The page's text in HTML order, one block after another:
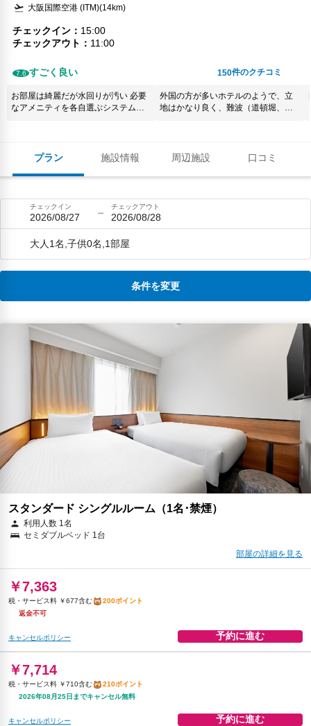
プラン 施設情報 周辺施設 口コミ
大阪国際空港 (ITM)(14km)
チェックイン
15:00
チェックアウト
11:00
7.6 すごく良い 150件のクチコミ
お部屋は綺麗だが水回りが汚い 必要
なアメニティを各自選ぶシステムだ
外国の方が多いホテルのようで、立
地はかなり良く、難波（道頓堀、新
です。ただ、部屋の明かりが少な
せん。観光にはおすすめのホテルで
チェックイン
2026/08/27
チェックアウト
2026/08/28
大人1名,子供0名,1部屋
条件を変更
スタンダード シングルルーム（1名･禁煙）
利用人数 1名
セミダブルベッド 1台
部屋の詳細を見る
￥7,363
税・サービス料 ￥677含む
200ポイント
返金不可
キャンセルポリシー 予約に進む
￥7,714
税・サービス料 ￥710含む
210ポイント
2026年08月25日までキャンセル無料
キャンセルポリシー 予約に進む